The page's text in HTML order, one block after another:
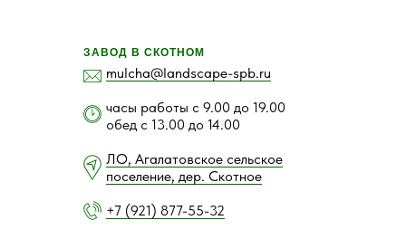
ЗАВОД В СКОТНОМ
mulcha@landscape-spb.ru
часы работы с 9.00 до 19.00
обед с 13.00 до 14.00
ЛО, Агалатовское сельское
поселение, дер. Скотное
+7 (921) 877-55-32